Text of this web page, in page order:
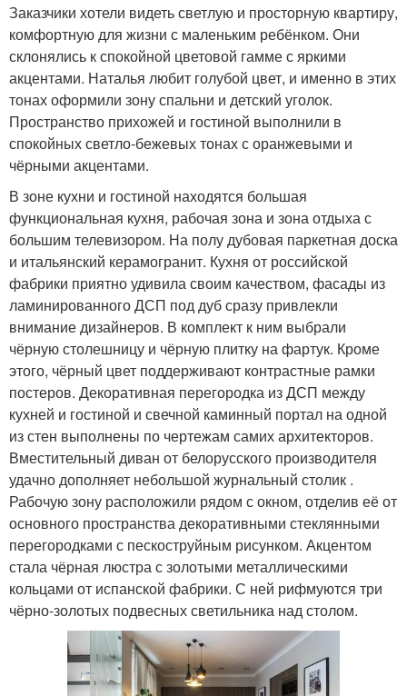
Заказчики хотели видеть светлую и просторную квартиру,
комфортную для жизни с маленьким ребёнком. Они
склонялись к спокойной цветовой гамме с яркими
акцентами. Наталья любит голубой цвет, и именно в этих
тонах оформили зону спальни и детский уголок.
Пространство прихожей и гостиной выполнили в
спокойных светло-бежевых тонах с оранжевыми и
чёрными акцентами.
В зоне кухни и гостиной находятся большая
функциональная кухня, рабочая зона и зона отдыха с
большим телевизором. На полу дубовая паркетная доска
и итальянский керамогранит. Кухня от российской
фабрики приятно удивила своим качеством, фасады из
ламинированного ДСП под дуб сразу привлекли
внимание дизайнеров. В комплект к ним выбрали
чёрную столешницу и чёрную плитку на фартук. Кроме
этого, чёрный цвет поддерживают контрастные рамки
постеров. Декоративная перегородка из ДСП между
кухней и гостиной и свечной каминный портал на одной
из стен выполнены по чертежам самих архитекторов.
Вместительный диван от белорусского производителя
удачно дополняет небольшой журнальный столик .
Рабочую зону расположили рядом с окном, отделив её от
основного пространства декоративными стеклянными
перегородками с пескоструйным рисунком. Акцентом
стала чёрная люстра с золотыми металлическими
кольцами от испанской фабрики. С ней рифмуются три
чёрно-золотых подвесных светильника над столом.